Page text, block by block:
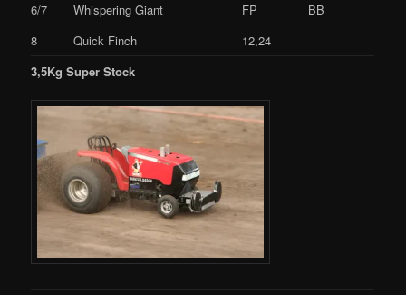
6/7
Whispering Giant FP
BB
8
Quick Finch
12,24
3,5Kg Super Stock